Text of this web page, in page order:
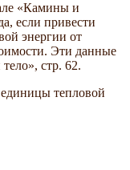
«Камины и
если привести
энергии от
Эти данные
стр. 62.
единицы тепловой